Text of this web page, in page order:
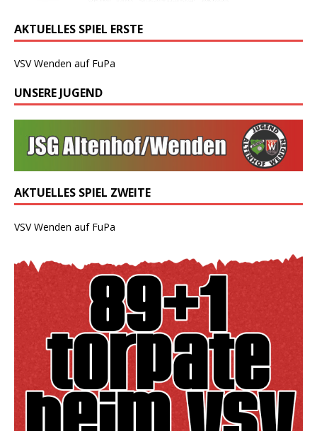
AKTUELLES SPIEL ERSTE
VSV Wenden auf FuPa
UNSERE JUGEND
AKTUELLES SPIEL ZWEITE
VSV Wenden auf FuPa